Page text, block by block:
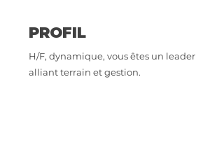
PROFIL
H/F, dynamique, vous êtes un leader
alliant terrain et gestion.